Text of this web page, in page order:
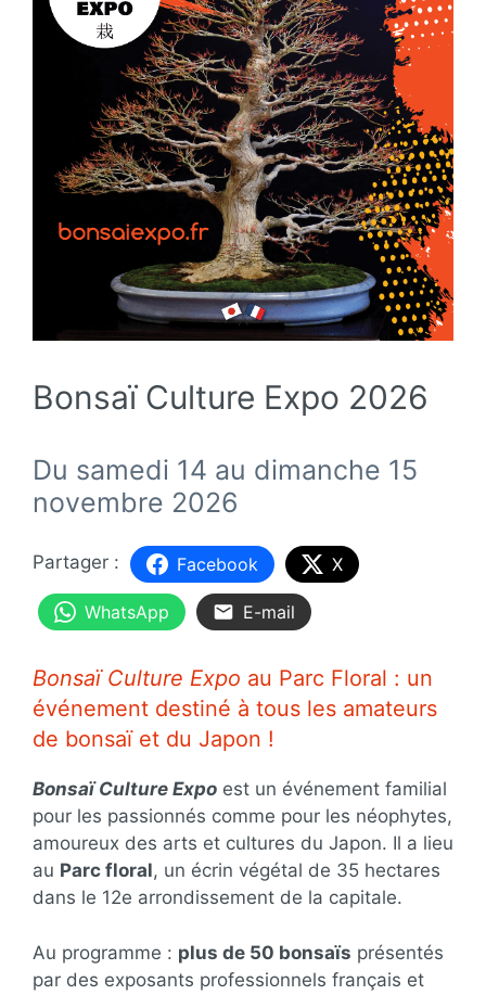
Bonsaï Culture Expo 2026
Du samedi 14 au dimanche 15
novembre 2026
Facebook X
WhatsApp E-mail
Bonsaï Culture Expo au Parc Floral : un
événement destiné à tous les amateurs
de bonsaï et du Japon !
Bonsaï Culture Expo est un événement familial
pour les passionnés comme pour les néophytes,
amoureux des arts et cultures du Japon. Il a lieu
au Parc floral, un écrin végétal de 35 hectares
dans le 12e arrondissement de la capitale.
Au programme : plus de 50 bonsaïs présentés
par des exposants professionnels français et